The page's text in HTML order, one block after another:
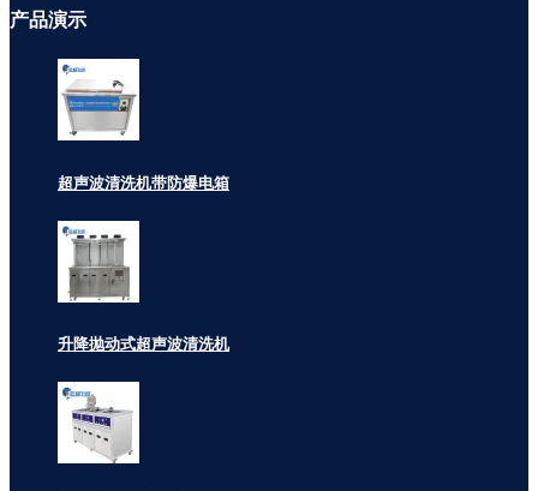
产品演示
超声波清洗机带防爆电箱
升降抛动式超声波清洗机